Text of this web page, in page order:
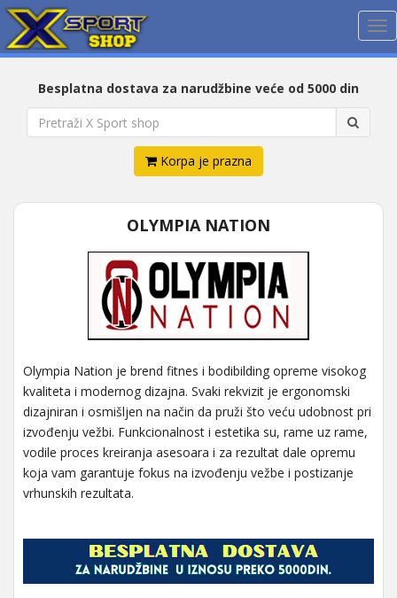
Besplatna dostava za narudžbine veće od 5000 din
Korpa je prazna
OLYMPIA NATION
Olympia Nation je brend fitnes i bodibilding opreme visokog
kvaliteta i modernog dizajna. Svaki rekvizit je ergonomski
dizajniran i osmišljen na način da pruži što veću udobnost pri
izvođenju vežbi. Funkcionalnost i estetika su, rame uz rame,
vodile proces kreiranja asesoara i za rezultat dale opremu
koja vam garantuje fokus na izvođenju vežbe i postizanje
vrhunskih rezultata.